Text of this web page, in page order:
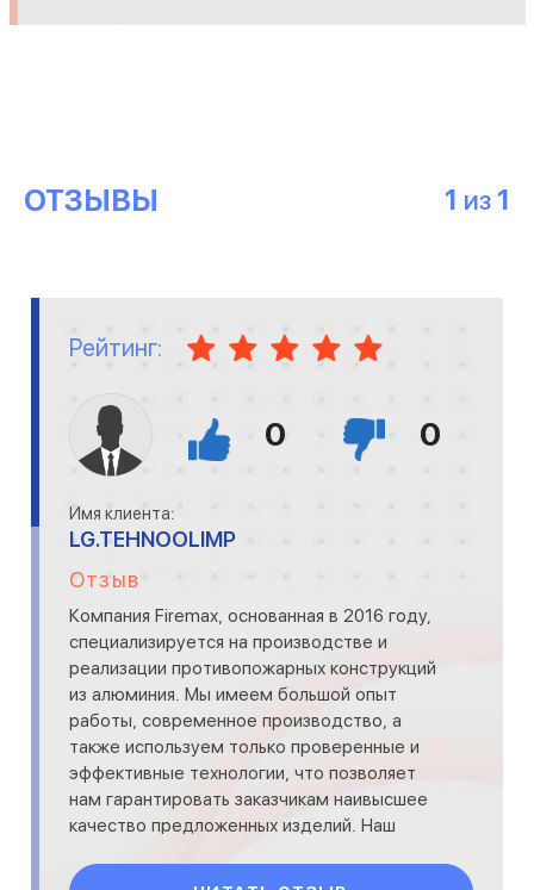
ОТЗЫВЫ 1 ИЗ 1
Рейтинг:
0 0
Имя клиента:
LG.TEHNOOLIMP
Отзыв
Компания Firemax, основанная в 2016 году,
специализируется на производстве и
реализации противопожарных конструкций
из алюминия. Мы имеем большой опыт
работы, современное производство, а
также используем только проверенные и
эффективные технологии, что позволяет
нам гарантировать заказчикам наивысшее
качество предложенных изделий. Наш